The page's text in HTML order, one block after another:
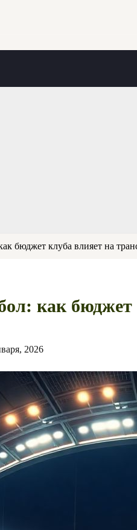
бюджет клуба влияет на
как бюджет
2026